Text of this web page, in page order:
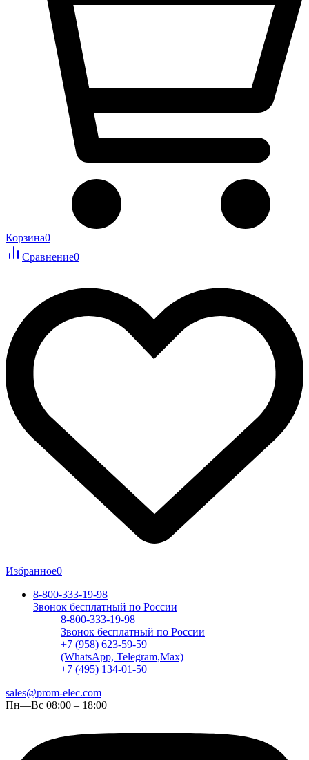
Корзина0
Сравнение0
Избранное0
8-800-333-19-98
Звонок бесплатный по России
8-800-333-19-98
Звонок бесплатный по России
+7 (958) 623-59-59
(WhatsApp, Telegram,Max)
+7 (495) 134-01-50
sales@prom-elec.com
Пн—Вс 08:00 – 18:00